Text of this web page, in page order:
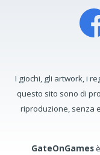
I giochi, gli artwork, i
questo sito sono di
riproduzione, senza
GateOnGames